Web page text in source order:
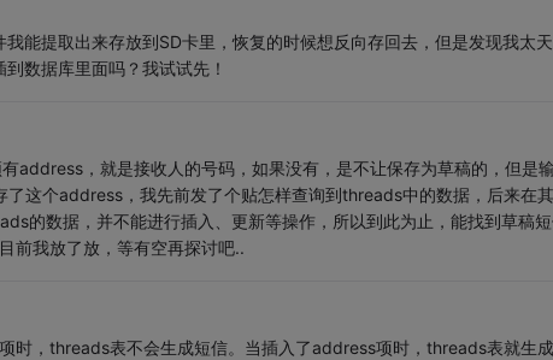
能提取出来存放到SD卡里，恢复的时候想反向存回去，但是发现我太
数据库里面吗？我试试先！
address，就是接收人的号码，如果没有，是不让保存为草稿的，但是
这个address，我先前发了个贴怎样查询到threads中的数据，后来在
的数据，并不能进行插入、更新等操作，所以到此为止，能找到草稿
前我放了放，等有空再探讨吧..
时，threads表不会生成短信。当插入了address项时，threads表就生成